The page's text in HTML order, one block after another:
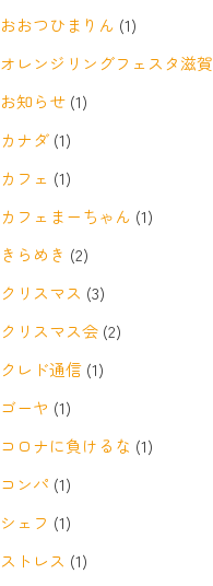
おおつひまりん (1)
オレンジリングフェスタ滋賀
お知らせ (1)
カナダ (1)
カフェ (1)
カフェまーちゃん (1)
きらめき (2)
クリスマス (3)
クリスマス会 (2)
クレド通信 (1)
ゴーヤ (1)
コロナに負けるな (1)
コンパ (1)
シェフ (1)
ストレス (1)